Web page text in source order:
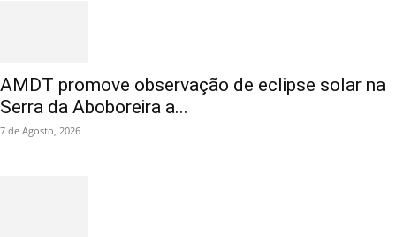
AMDT promove observação de eclipse solar na
Serra da Aboboreira a...
7 de Agosto, 2026